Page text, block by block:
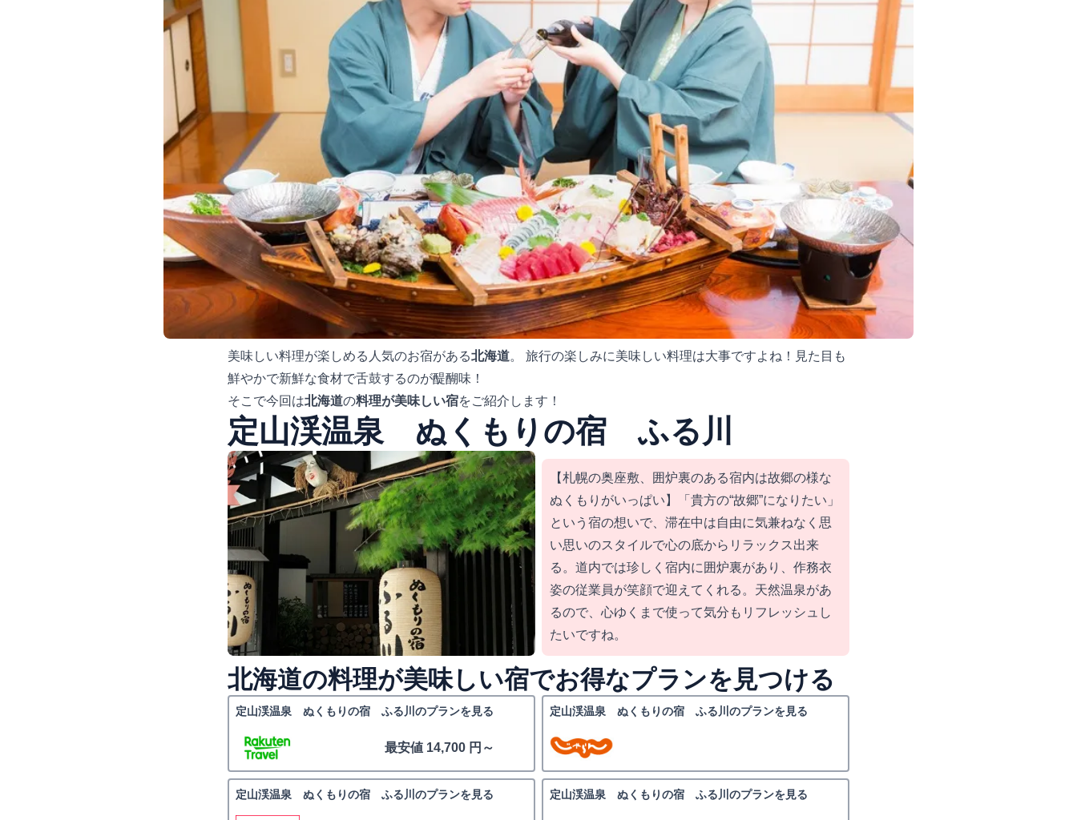
美味しい料理が楽しめる人気のお宿がある北海道。 旅行の楽しみに美味しい料理は大事ですよね！見た目も
鮮やかで新鮮な食材で舌鼓するのが醍醐味！
そこで今回は北海道の料理が美味しい宿をご紹介します！
定山渓温泉 ぬくもりの宿 ふる川
【札幌の奥座敷、囲炉裏のある宿内は故郷の様な
ぬくもりがいっぱい】「貴方の“故郷”になりたい」
という宿の想いで、滞在中は自由に気兼ねなく思
い思いのスタイルで心の底からリラックス出来
る。道内では珍しく宿内に囲炉裏があり、作務衣
姿の従業員が笑顔で迎えてくれる。天然温泉があ
るので、心ゆくまで使って気分もリフレッシュし
たいですね。
北海道の料理が美味しい宿でお得なプランを見つける
定山渓温泉 ぬくもりの宿 ふる川のプランを見る
最安値 14,700 円～
定山渓温泉 ぬくもりの宿 ふる川のプランを見る
定山渓温泉 ぬくもりの宿 ふる川のプランを見る 定山渓温泉 ぬくもりの宿 ふる川のプランを見る